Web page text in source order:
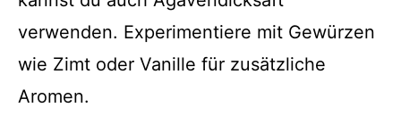
verwenden. Experimentiere mit Gewürzen
wie Zimt oder Vanille für zusätzliche
Aromen.